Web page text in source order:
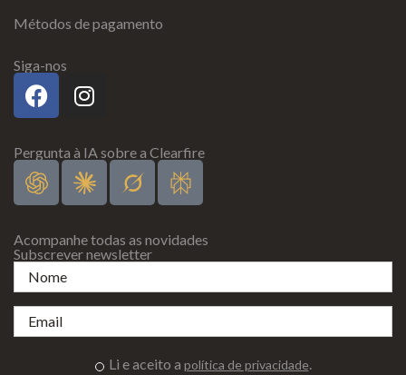
Métodos de pagamento
Siga-nos
Pergunta à IA sobre a Clearfire
Acompanhe todas as novidades
Subscrever newsletter
Li e aceito a política de privacidade.